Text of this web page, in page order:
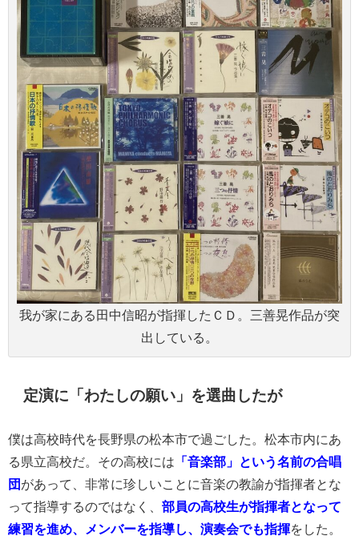
我が家にある田中信昭が指揮したＣＤ。三善晃作品が突
出している。
定演に「わたしの願い」を選曲したが
僕は高校時代を長野県の松本市で過ごした。松本市内にあ
る県立高校だ。その高校には 「音楽部」という名前の合唱
団 があって、非常に珍しいことに音楽の教諭が指揮者とな
って指導するのではなく、 部員の高校生が指揮者となって
練習を進め、メンバーを指導し、演奏会でも指揮をした。